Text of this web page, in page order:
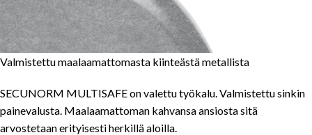
Valmistettu maalaamattomasta kiinteästä metallista
SECUNORM MULTISAFE on valettu työkalu. Valmistettu sinkin
painevalusta. Maalaamattoman kahvansa ansiosta sitä
arvostetaan erityisesti herkillä aloilla.